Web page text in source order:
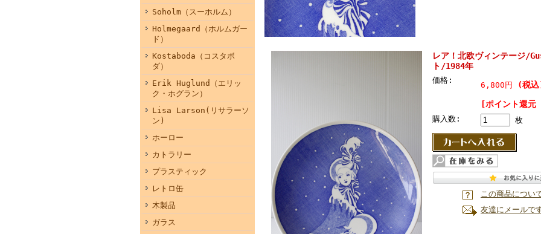
Soholm（スーホルム）
Holmegaard（ホルムガー
ド）
Kostaboda（コスタボ
ダ）
Erik Huglund（エリッ
ク・ホグラン）
Lisa Larson(リサラーソ
ン)
ホーロー
カトラリー
プラスティック
レトロ缶
木製品
ガラス
レア！北欧ヴィンテージ/
ト/1984年
価格:
6,800円
(税
[ポイント還
購入数: 枚
この商品につい
友達にメールで